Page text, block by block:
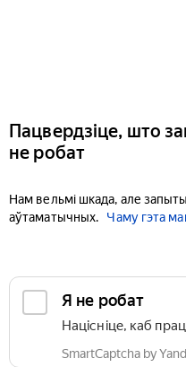
Пацвердзіце, што
не робат
Нам вельмі шкада, але
аўтаматычных.
Чаму гэта
Я не робат
Націсніце, каб
SmartCaptcha by